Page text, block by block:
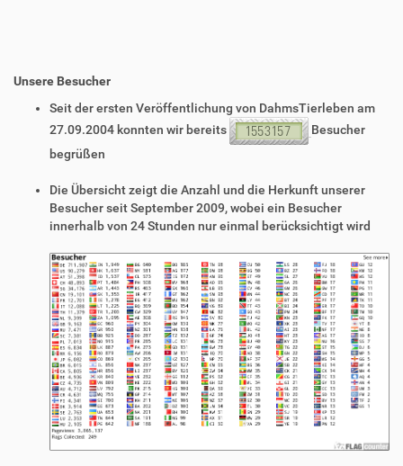
Unsere Besucher
Seit der ersten Veröffentlichung von DahmsTierleben am
27.09.2004 konnten wir bereits
Besucher
begrüßen
Die Übersicht zeigt die Anzahl und die Herkunft unserer
Besucher seit September 2009, wobei ein Besucher
innerhalb von 24 Stunden nur einmal berücksichtigt wird